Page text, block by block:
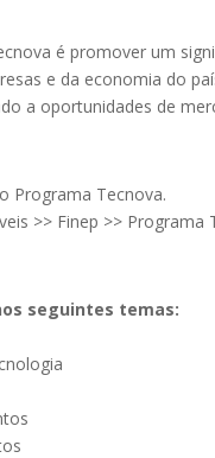
é promover um
e da economia do
a oportunidades de
Programa Tecnova.
>> Finep >> Programa
seguintes temas: